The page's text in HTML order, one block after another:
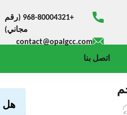
+968-80004321 (رقم
مجاني)
contact@opalgcc.com
اتصل بنا
هل